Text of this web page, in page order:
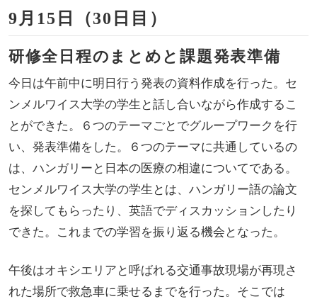
9月15日（30日目）
研修全日程のまとめと課題発表準備
今日は午前中に明日行う発表の資料作成を行った。セ
ンメルワイス大学の学生と話し合いながら作成するこ
とができた。６つのテーマごとでグループワークを行
い、発表準備をした。６つのテーマに共通しているの
は、ハンガリーと日本の医療の相違についてである。
センメルワイス大学の学生とは、ハンガリー語の論文
を探してもらったり、英語でディスカッションしたり
できた。これまでの学習を振り返る機会となった。
午後はオキシエリアと呼ばれる交通事故現場が再現さ
れた場所で救急車に乗せるまでを行った。そこでは